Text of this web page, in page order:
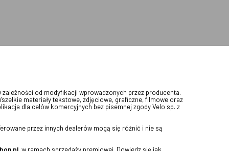
od modyfikacji wprowadzonych przez producenta.
materiały tekstowe, zdjęciowe, graficzne, filmowe oraz
dla celów komercyjnych bez pisemnej zgody Velo sp. z
przez innych dealerów mogą się różnić i nie są